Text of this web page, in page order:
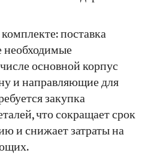
поставка
необходимые
основной корпус
и направляющие для
закупка
что сокращает срок
и снижает затраты на